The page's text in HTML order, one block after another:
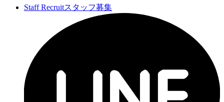
Staff Recruitスタッフ募集